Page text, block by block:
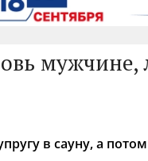
мужчине,
в сауну, а